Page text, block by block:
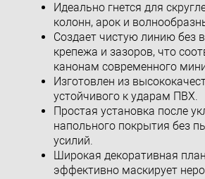
Идеально гнется для
колонн, арок и
Создает чистую линию без
крепежа и зазоров, что
канонам современного
Изготовлен из
устойчивого к ударам ПВХ.
Простая установка после
напольного покрытия без
усилий.
Широкая декоративная
эффективно маскирует